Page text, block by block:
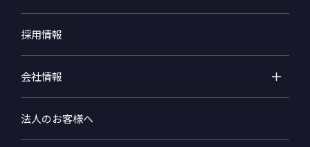
採用情報
会社情報
法人のお客様へ